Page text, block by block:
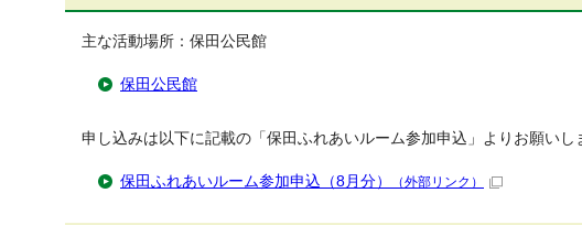
主な活動場所：保田公民館
保田公民館
申し込みは以下に記載の「保田ふれあいルーム参加申込」よりお願いし
保田ふれあいルーム参加申込（8月分） （外部リンク）